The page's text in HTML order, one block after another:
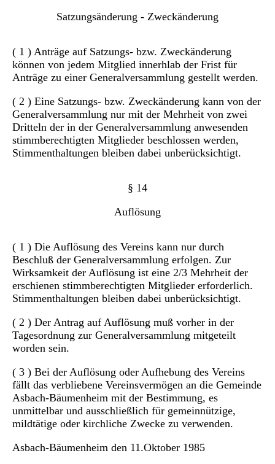
Satzungsänderung - Zweckänderung
( 1 ) Anträge auf Satzungs- bzw. Zweckänderung
können von jedem Mitglied innerhlab der Frist für
Anträge zu einer Generalversammlung gestellt werden.
( 2 ) Eine Satzungs- bzw. Zweckänderung kann von der
Generalversammlung nur mit der Mehrheit von zwei
Dritteln der in der Generalversammlung anwesenden
stimmberechtigten Mitglieder beschlossen werden,
Stimmenthaltungen bleiben dabei unberücksichtigt.
§ 14
Auflösung
( 1 ) Die Auflösung des Vereins kann nur durch
Beschluß der Generalversammlung erfolgen. Zur
Wirksamkeit der Auflösung ist eine 2/3 Mehrheit der
erschienen stimmberechtigten Mitglieder erforderlich.
Stimmenthaltungen bleiben dabei unberücksichtigt.
( 2 ) Der Antrag auf Auflösung muß vorher in der
Tagesordnung zur Generalversammlung mitgeteilt
worden sein.
( 3 ) Bei der Auflösung oder Aufhebung des Vereins
fällt das verbliebene Vereinsvermögen an die Gemeinde
Asbach-Bäumenheim mit der Bestimmung, es
unmittelbar und ausschließlich für gemeinnützige,
mildtätige oder kirchliche Zwecke zu verwenden.
Asbach-Bäumenheim den 11.Oktober 1985